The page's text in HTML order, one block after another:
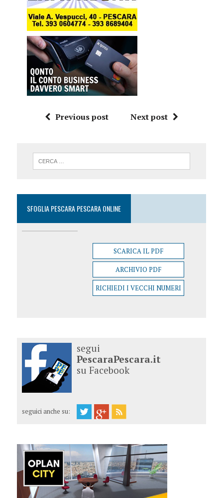
Previous post Next post
SFOGLIA PESCARA PESCARA ONLINE
SCARICA IL PDF
ARCHIVIO PDF
RICHIEDI I VECCHI NUMERI
segui
PescaraPescara.it
su Facebook
seguici anche su: